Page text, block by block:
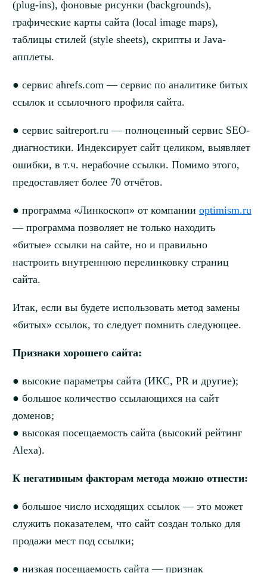
(plug-ins), фоновые рисунки (backgrounds),
графические карты сайта (local image maps),
таблицы стилей (style sheets), скрипты и Java-
апплеты.
● сервис ahrefs.com — сервис по аналитике битых
ссылок и ссылочного профиля сайта.
● сервис saitreport.ru — полноценный сервис SEO-
диагностики. Индексирует сайт целиком, выявляет
ошибки, в т.ч. нерабочие ссылки. Помимо этого,
предоставляет более 70 отчётов.
● программа «Линкоскоп» от компании optimism.ru
— программа позволяет не только находить
«битые» ссылки на сайте, но и правильно
настроить внутреннюю перелинковку страниц
сайта.
Итак, если вы будете использовать метод замены
«битых» ссылок, то следует помнить следующее.
Признаки хорошего сайта:
● высокие параметры сайта (ИКС, PR и другие);
● большое количество ссылающихся на сайт
доменов;
● высокая посещаемость сайта (высокий рейтинг
Alexa).
К негативным факторам метода можно отнести:
● большое число исходящих ссылок — это может
служить показателем, что сайт создан только для
продажи мест под ссылки;
● низкая посещаемость сайта — признак